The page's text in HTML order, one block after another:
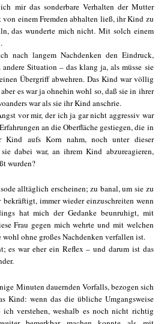
mir das sonderbare Verhalten der Mutter
einem Fremden abhalten ließ, ihr Kind zu
das wunderte mich nicht. Mit solch einem
nach langem Nachdenken den Eindruck,
Situation – das klang ja, als müsse sie
Übergriff abwehren. Das Kind war völlig
es war ja ohnehin wohl so, daß sie in ihrer
war als sie ihr Kind anschrie.
vor mir, der ich ja gar nicht aggressiv war
an die Oberfläche gestiegen, die in
aufs Korn nahm, noch unter dieser
dabei war, an ihrem Kind abzureagieren,
wurden?
alltäglich erscheinen; zu banal, um sie zu
immer wieder einzuschreiten wenn
hat mich der Gedanke beunruhigt, mit
Frau gegen mich wehrte und mit welchen
ohne großes Nachdenken verfallen ist.
es war eher ein Reflex – und darum ist das
Minuten dauernden Vorfalls, bezogen sich
Kind: wenn das die übliche Umgangsweise
verstehen, weshalb es noch nicht richtig